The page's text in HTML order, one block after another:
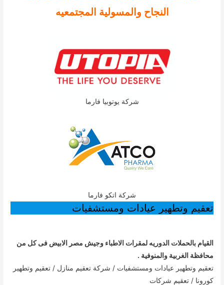
النجاح والمسولية المجتمعيه
شركة يوتوبيا فارما
شركة اتكو فارما
تعقيم وتطهير عيادات ومستشفيات
القيام بالحملات الدوريه لمقرات الاطباء وجيش مصر الابيض فى كل من
محافظة الغربية والمنوفية .
تعقيم وتطهير عيادات ومستشفيات / شركة تعقيم منازل / تعقيم وتطهير
كورونا / تعقيم شركات